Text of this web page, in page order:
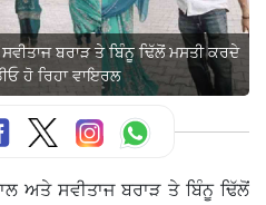
ਬਰਾੜ ਤੇ ਬਿੰਨੂ ਢਿੱਲੋਂ ਮਸਤੀ ਕਰਦੇ
ਹੋ ਰਿਹਾ ਵਾਇਰਲ
ਅਤੇ ਸਵੀਤਾਜ ਬਰਾੜ ਤੇ ਬਿੰਨੂ ਢਿੱਲੋਂ